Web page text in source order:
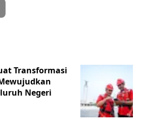
Transformasi
Negeri